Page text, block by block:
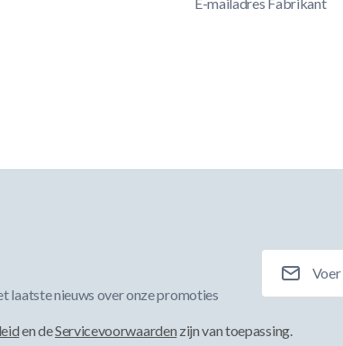
laatste nieuws over onze promoties
en deServicevoorwaarden zijn van toepassing.